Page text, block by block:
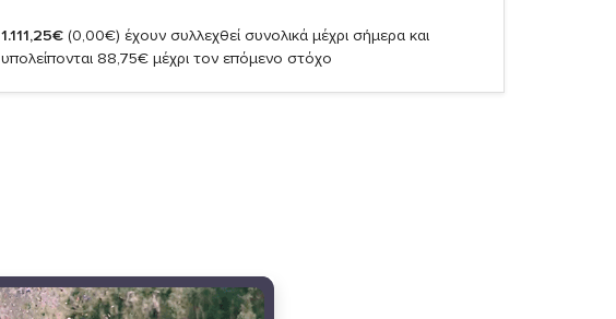
1.111,25€ (0,00€) έχουν συλλεχθεί συνολικά μέχρι σήμερα και
υπολείπονται 88,75€ μέχρι τον επόμενο στόχο